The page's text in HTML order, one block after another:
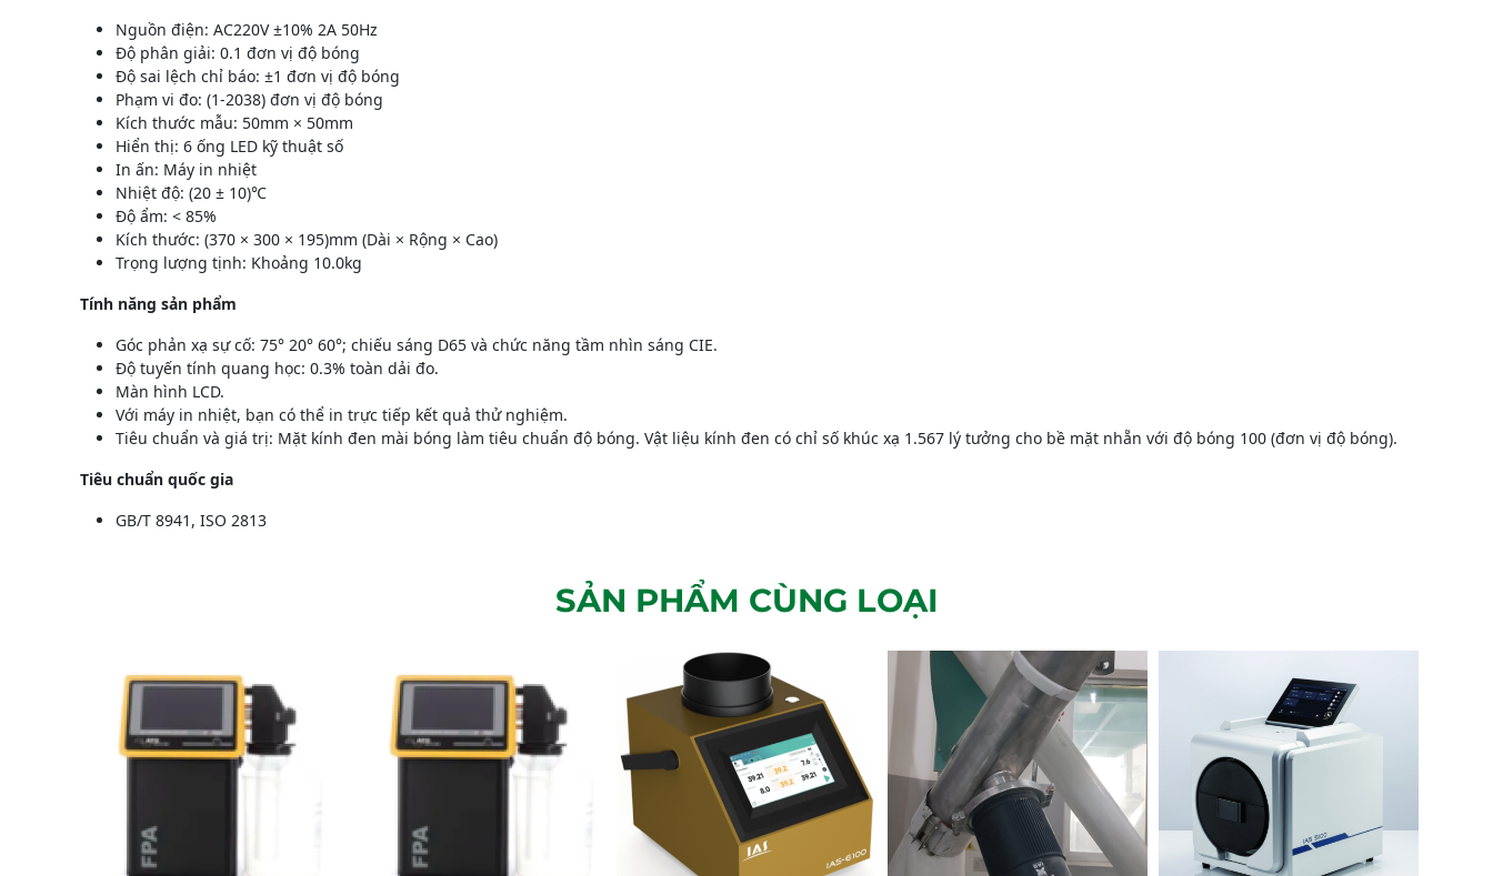
Nguồn điện: AC220V ±10% 2A 50Hz
Độ phân giải: 0.1 đơn vị độ bóng
Độ sai lệch chỉ báo: ±1 đơn vị độ bóng
Phạm vi đo: (1-2038) đơn vị độ bóng
Kích thước mẫu: 50mm × 50mm
Hiển thị: 6 ống LED kỹ thuật số
In ấn: Máy in nhiệt
Nhiệt độ: (20 ± 10)℃
Độ ẩm: < 85%
Kích thước: (370 × 300 × 195)mm (Dài × Rộng × Cao)
Trọng lượng tịnh: Khoảng 10.0kg
Tính năng sản phẩm
Góc phản xạ sự cố: 75° 20° 60°; chiếu sáng D65 và chức năng tầm nhìn sáng CIE.
Độ tuyến tính quang học: 0.3% toàn dải đo.
Màn hình LCD.
Với máy in nhiệt, bạn có thể in trực tiếp kết quả thử nghiệm.
Tiêu chuẩn và giá trị: Mặt kính đen mài bóng làm tiêu chuẩn độ bóng. Vật liệu kính đen có chỉ số khúc xạ 1.567 lý tưởng cho bề mặt nhẵn với độ bóng 100 (đơn vị độ bóng).
Tiêu chuẩn quốc gia
GB/T 8941, ISO 2813
SẢN PHẨM CÙNG LOẠI